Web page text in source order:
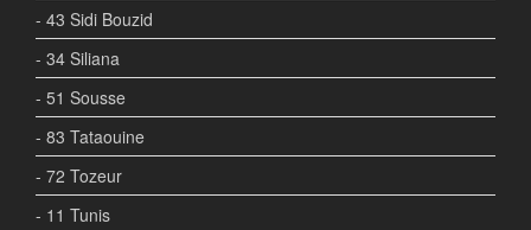
- 43 Sidi Bouzid
- 34 Siliana
- 51 Sousse
- 83 Tataouine
- 72 Tozeur
- 11 Tunis